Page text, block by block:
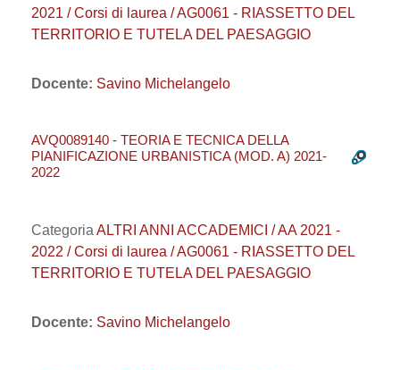
2021 / Corsi di laurea / AG0061 - RIASSETTO DEL
TERRITORIO E TUTELA DEL PAESAGGIO
Docente: Savino Michelangelo
AVQ0089140 - TEORIA E TECNICA DELLA
PIANIFICAZIONE URBANISTICA (MOD. A) 2021-
2022
Categoria ALTRI ANNI ACCADEMICI / AA 2021 -
2022 / Corsi di laurea / AG0061 - RIASSETTO DEL
TERRITORIO E TUTELA DEL PAESAGGIO
Docente: Savino Michelangelo